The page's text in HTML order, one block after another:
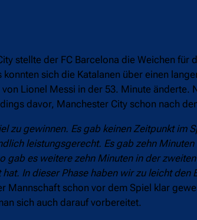
stellte der FC Barcelona die Weichen für
sich die Katalanen über einen
Lionel Messi in der 53. Minute änderte.
davor, Manchester City schon nach
zu gewinnen. Es gab keinen Zeitpunkt im
leistungsgerecht. Es gab zehn
gab es weitere zehn Minuten in der
In dieser Phase haben wir zu leicht
Mannschaft schon vor dem Spiel klar
sich auch darauf vorbereitet.